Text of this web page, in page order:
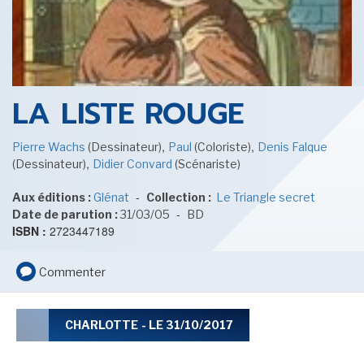
CINÉMA ET SÉRIES
LE MOT DES ÉDITIONS ACTUSF
LA LISTE ROUGE
Pierre Wachs (Dessinateur), Paul (Coloriste), Denis Falque
(Dessinateur), Didier Convard (Scénariste)
Aux éditions :Glénat - Collection : Le Triangle secret
Date de parution :31/03/05 - BD
ISBN : 2723447189
Commenter
CHARLOTTE - LE 31/10/2017